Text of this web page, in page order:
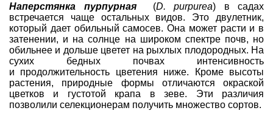
Наперстянка пурпурная(D. purpurea) в садах
встречается чаще остальных видов. Это двулетник,
который дает обильный самосев. Она может расти и в
затенении, и на солнце на широком спектре почв, но
обильнее и дольше цветет на рыхлых плодородных. На
сухих бедных почвах интенсивность
и продолжительность цветения ниже. Кроме высоты
растения, природные формы отличаются окраской
цветков и густотой крапа в зеве. Эти различия
позволили селекционерам получить множество сортов.